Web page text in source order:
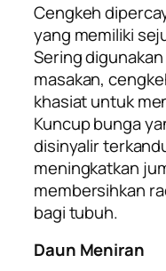
Cengkeh
yang memiliki
Sering
masakan,
khasiat untuk
Kuncup bunga
disinyalir
meningkatkan
membersihkan
bagi tubuh.
Daun Meniran